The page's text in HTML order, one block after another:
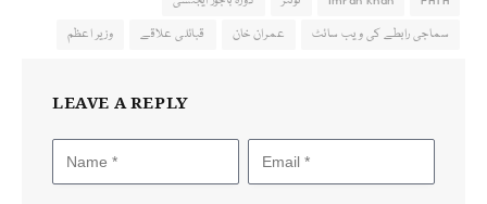
سماجی رابطے کی ویب سائٹ
عمران خان قبائلی علاقے وزیر اعظم
LEAVE A REPLY